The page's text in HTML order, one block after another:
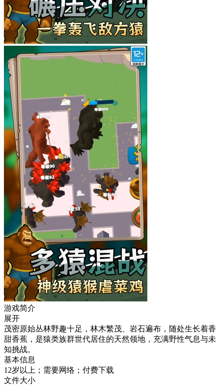
游戏简介
展开
茂密原始丛林野趣十足，林木繁茂、岩石遍布，随处生长着香
甜香蕉，是猿类族群世代居住的天然领地，充满野性气息与未
知挑战。
基本信息
12岁以上；需要网络；付费下载
文件大小